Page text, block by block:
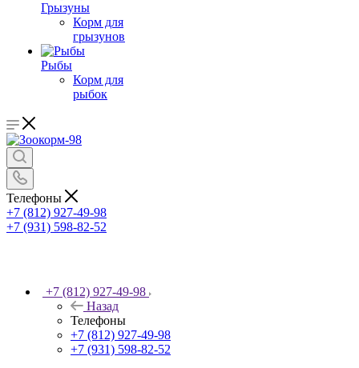
Грызуны
Корм для
грызунов
Рыбы
Корм для
рыбок
Телефоны
+7 (812) 927-49-98
+7 (931) 598-82-52
+7 (812) 927-49-98
Назад
Телефоны
+7 (812) 927-49-98
+7 (931) 598-82-52